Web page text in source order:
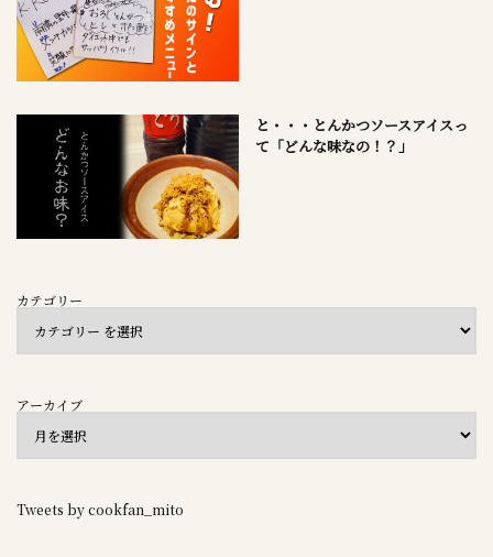
と・・・とんかつソースアイスっ
て「どんな味なの！？」
カテゴリー
アーカイブ
Tweets by cookfan_mito